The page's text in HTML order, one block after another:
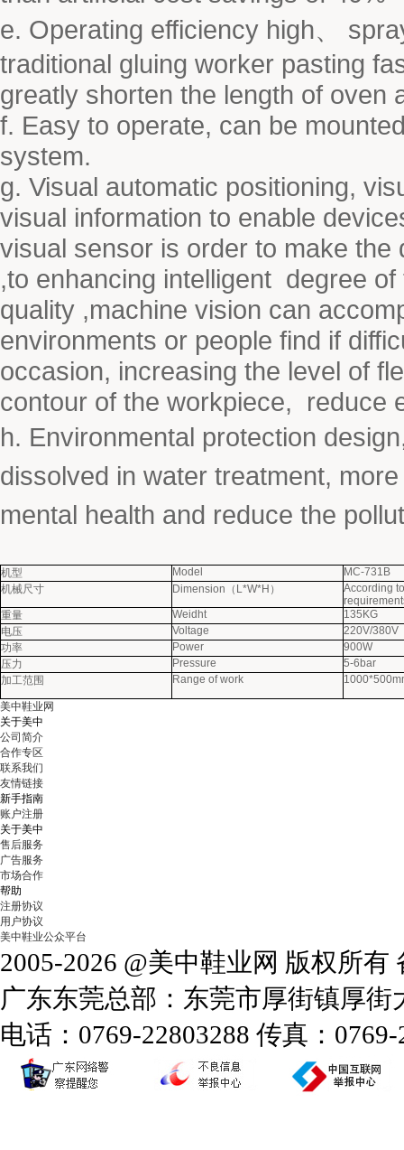
e. Operating efficiency high、
traditional gluing worker pasting
greatly shorten the length of oven
f. Easy to operate, can be
system.
g. Visual automatic positioning,
visual information to enable
visual sensor is order to make
,to enhancing intelligent degree
quality ,machine vision can
environments or people find if
occasion, increasing the level of
contour of the workpiece, reduce
h. Environmental protection
dissolved in water treatment,
mental health and reduce the
机型 Model
MC-731B
机械尺寸
Dimension （ L*W*H ）
According
重量
Weidht
135KG
电压
Voltage
220V/380V
功率
Power
900W
压力
Pressure
5-6bar
加工范围
Range of work
美中鞋业网
关于美中
公司简介
合作专区
联系我们
友情链接
新手指南
账户注册
关于美中
售后服务
广告服务
市场合作
帮助
注册协议
用户协议
美中鞋业公众平台
2005-2026 @美中鞋业网 版权所有
广东东莞总部：东莞市厚街镇厚
电话：0769-22803288 传真：0769-